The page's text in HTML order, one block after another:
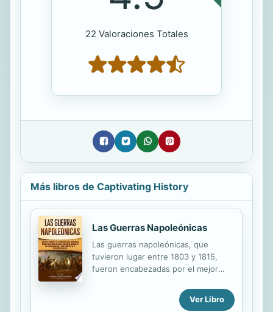
22 Valoraciones Totales
Más libros de Captivating History
Las Guerras Napoleónicas
Las guerras napoleónicas, que
tuvieron lugar entre 1803 y 1815,
fueron encabezadas por el mejor
el general Napoleón Bonaparte.
Ver Libro